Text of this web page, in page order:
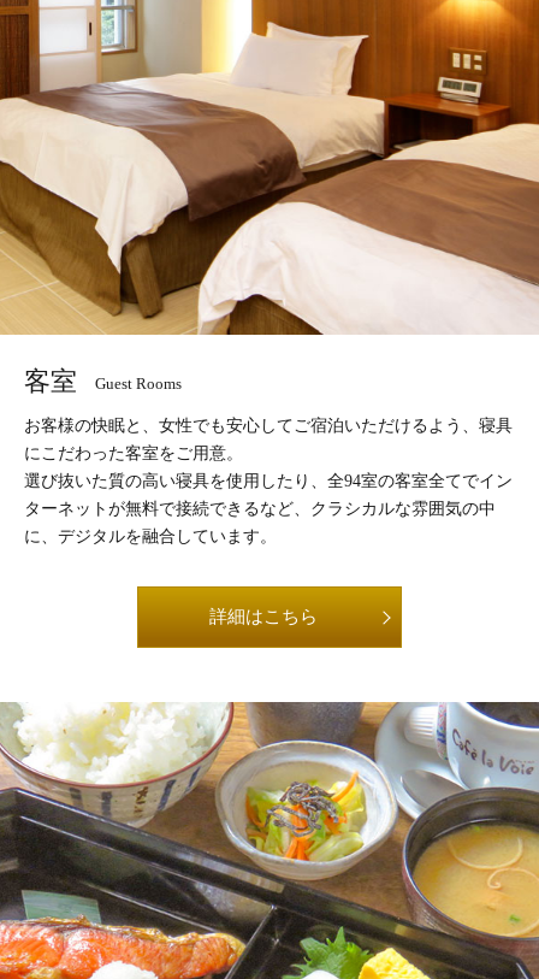
客室 Guest Rooms
お客様の快眠と、女性でも安心してご宿泊いただけるよう、寝具
にこだわった客室をご用意。
選び抜いた質の高い寝具を使用したり、全94室の客室全てでイン
ターネットが無料で接続できるなど、クラシカルな雰囲気の中
に、デジタルを融合しています。
詳細はこちら